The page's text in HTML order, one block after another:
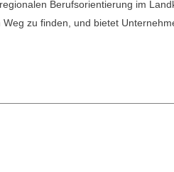
Berufsorientierung im
zu finden, und bietet